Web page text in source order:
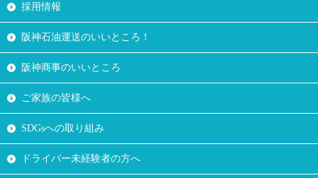
採用情報
阪神石油運送のいいところ！
阪神商事のいいところ
ご家族の皆様へ
SDGsへの取り組み
ドライバー未経験者の方へ